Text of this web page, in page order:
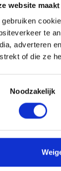
website
gebruiken
te
adverteren
of die ze
Noodzakelijk